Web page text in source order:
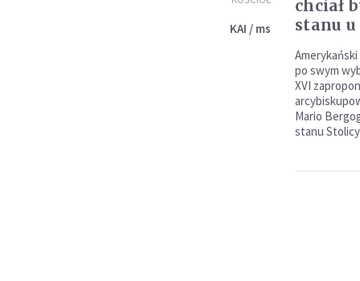
KAI / ms
chciał
stanu
po swym
XVI
Mario
stanu